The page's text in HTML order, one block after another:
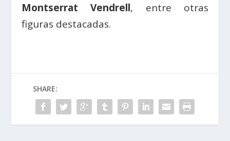
Montserrat Vendrell, entre otras
figuras destacadas.
SHARE: